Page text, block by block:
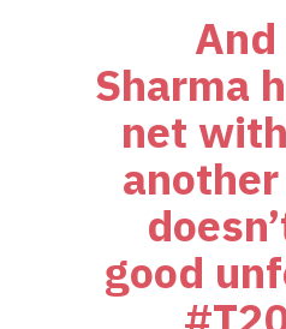
Sharma
net
good